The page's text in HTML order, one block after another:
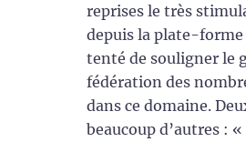
reprises le très
depuis la plate-forme
tenté de souligner le
fédération des
dans ce domaine.
beaucoup d’autres :